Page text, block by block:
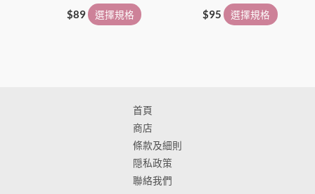
$89 選擇規格
$95 選擇規格
首頁
商店
條款及細則
隠私政策
聯絡我們